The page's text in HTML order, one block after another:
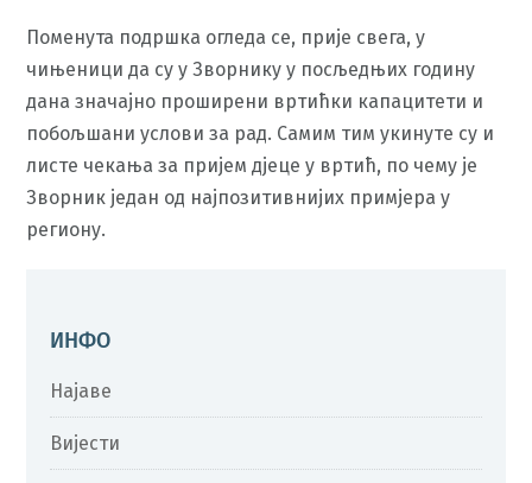
Поменута подршка огледа се, прије свега, у
чињеници да су у Зворнику у посљедњих годину
дана значајно проширени вртићки капацитети и
побољшани услови за рад. Самим тим укинуте су и
листе чекања за пријем дјеце у вртић, по чему је
Зворник један од најпозитивнијих примјера у
региону.
ИНФО
Најаве
Вијести